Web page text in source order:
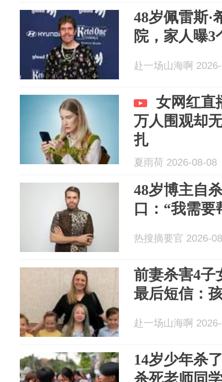
48岁佩雷斯·
院，家人曝3
赴一场山海啊
女网红直
万人围观却
扎
夏雨荷 2026-08-08
48岁博主自
口：“我需要
热搜摘要官 2026-
前妻杀害4子
最后短信：
赴一场山海啊
14岁少年杀
杀死老师同